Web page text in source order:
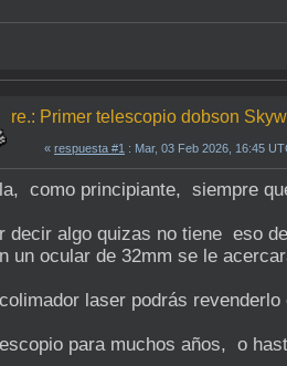
re.: Primer telescopio dobson
« respuesta #1 : Mar, 03 Feb 2026, 16:45
como principiante, siempre
decir algo quizas no tiene eso
un ocular de 32mm se le
laser podrás
para muchos años, o